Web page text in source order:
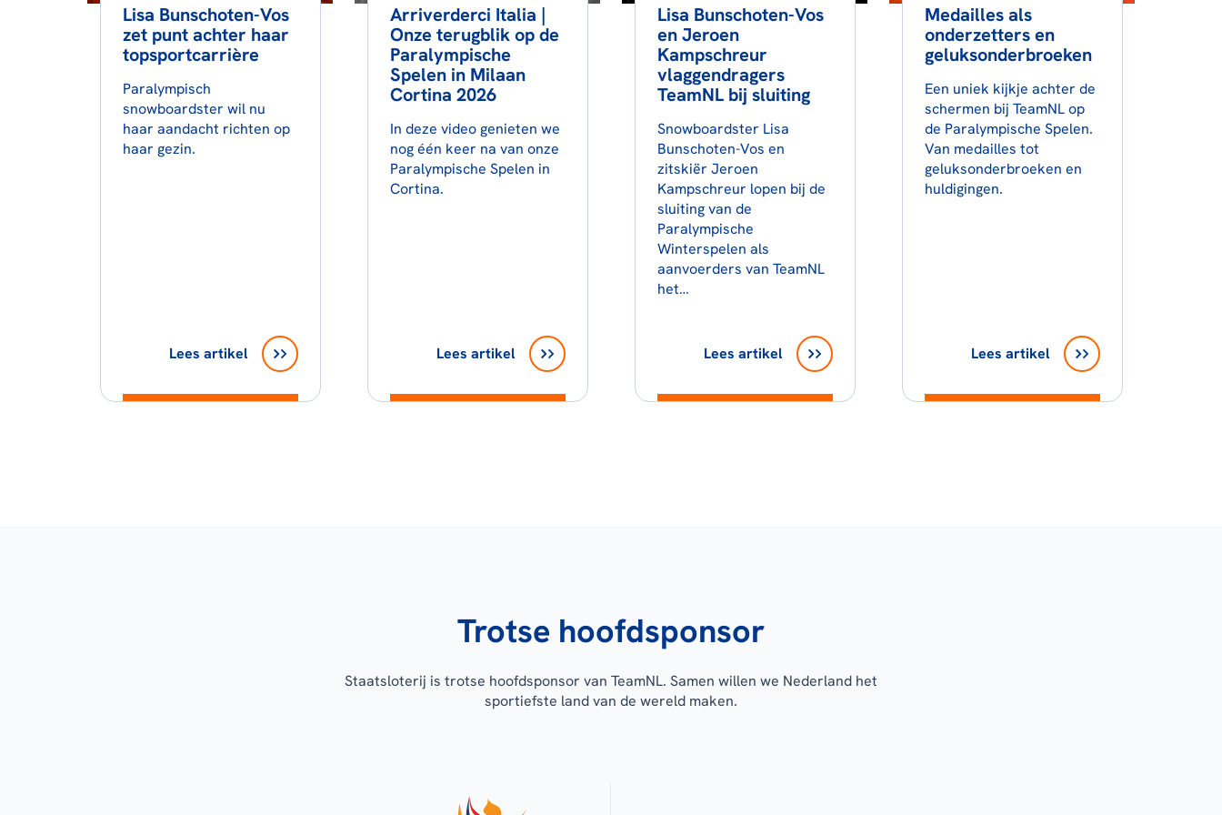
Lisa Bunschoten-Vos
zet punt achter haar
topsportcarrière
Paralympisch
snowboardster wil nu
haar aandacht richten op
haar gezin.
Lees artikel
Arriverderci Italia |
Onze terugblik op de
Paralympische
Spelen in Milaan
Cortina 2026
In deze video genieten we
nog één keer na van onze
Paralympische Spelen in
Cortina.
Lees artikel
Lisa Bunschoten-Vos
en Jeroen
Kampschreur
vlaggendragers
TeamNL bij sluiting
Snowboardster Lisa
Bunschoten-Vos en
zitskiër Jeroen
Kampschreur lopen bij de
sluiting van de
Paralympische
Winterspelen als
aanvoerders van TeamNL
het…
Lees artikel
Medailles als
onderzetters en
geluksonderbroeken
Een uniek kijkje achter de
schermen bij TeamNL op
de Paralympische Spelen.
Van medailles tot
geluksonderbroeken en
huldigingen.
Lees artikel
Trotse hoofdsponsor
Staatsloterij is trotse hoofdsponsor van TeamNL. Samen willen we Nederland het
sportiefste land van de wereld maken.